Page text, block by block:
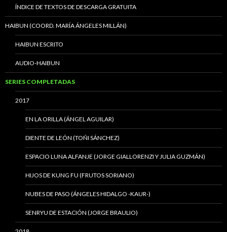
ÍNDICE DE TEXTOS DE DESCARGA GRATUITA
HAIBUN (COORD. MARÍA ÁNGELES MILLÁN)
HAIBUN ESCRITO
AUDIO-HAIBUN
SERIES COMPLETADAS
2017
EN LA ORILLA (ÁNGEL AGUILAR)
DIENTE DE LEÓN (TOÑI SÁNCHEZ)
ESPACIO LUNA ALFANJE (JORGE GIALLORENZI Y JULIA GUZMÁN)
HIJOS DE KUNG FU (FRUTOS SORIANO)
NUBES DE PASO (ÁNGELES HIDALGO -KAUR-)
SENRYU DE ESTACIÓN (JORGE BRAULIO)